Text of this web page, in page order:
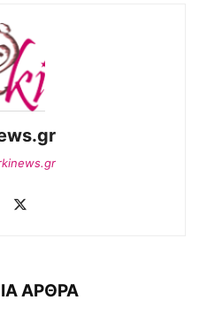
ΑΡΘΡΑ